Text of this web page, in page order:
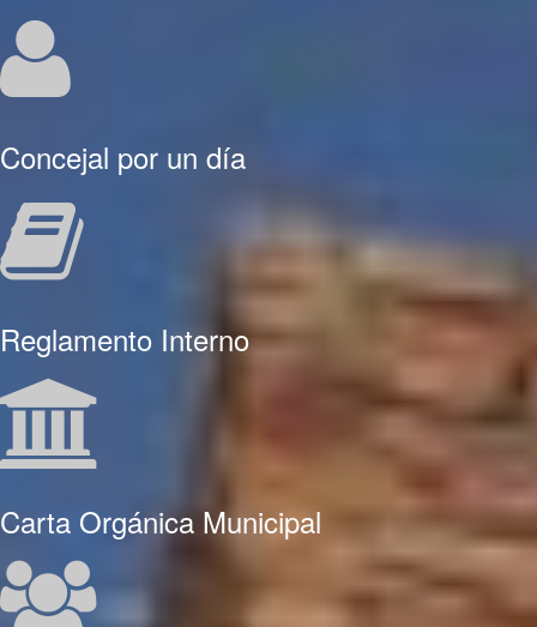
Concejal por un día
Reglamento Interno
Carta Orgánica Municipal